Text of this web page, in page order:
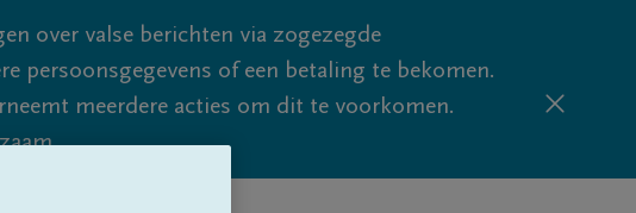
over valse berichten via zogezegde
persoonsgegevens of een betaling te bekomen.
meerdere acties om dit te voorkomen.